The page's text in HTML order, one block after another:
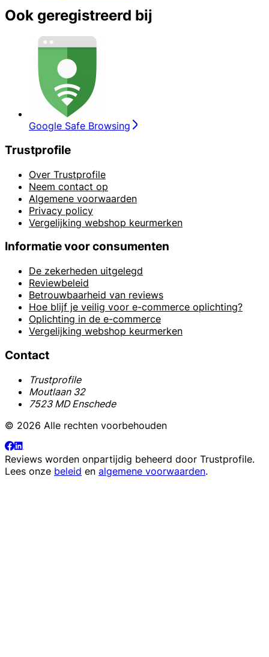
Ook geregistreerd bij
Google Safe Browsing
Trustprofile
Over Trustprofile
Neem contact op
Algemene voorwaarden
Privacy policy
Vergelijking webshop keurmerken
Informatie voor consumenten
De zekerheden uitgelegd
Reviewbeleid
Betrouwbaarheid van reviews
Hoe blijf je veilig voor e-commerce oplichting?
Oplichting in de e-commerce
Vergelijking webshop keurmerken
Contact
Trustprofile
Moutlaan 32
7523 MD Enschede
© 2026 Alle rechten voorbehouden
Reviews worden onpartijdig beheerd door Trustprofile.
Lees onze beleid en algemene voorwaarden.